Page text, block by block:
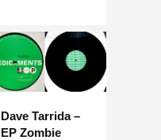
Dave Tarrida –
EP Zombie